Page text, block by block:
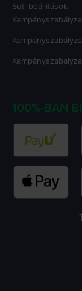
Süti beállítások
100%-BAN